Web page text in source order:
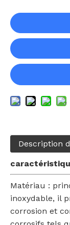
Description
Matériau :
inoxydable, il
corrosion et